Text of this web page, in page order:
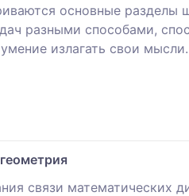
основные разделы
разными способами,
излагать свои мысли.
связи